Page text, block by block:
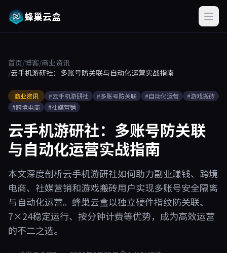
蜂巢云盒
首页/博客/商业资讯
/云手机游研社：多账号防关联与自动化运营实战指南
商业资讯 #云手机游研社 #多账号防关联 #自动化运营
#游戏搬砖
#跨境电商
#社媒营销
云手机游研社：多账号防关联
与自动化运营实战指南
本文深度剖析云手机游研社如何助力副业赚钱、跨境
电商、社媒营销和游戏搬砖用户实现多账号安全隔离
与自动化运营。蜂巢云盒以独立硬件指纹防关联、
7×24稳定运行、按分钟计费等优势，成为高效运营
的不二之选。